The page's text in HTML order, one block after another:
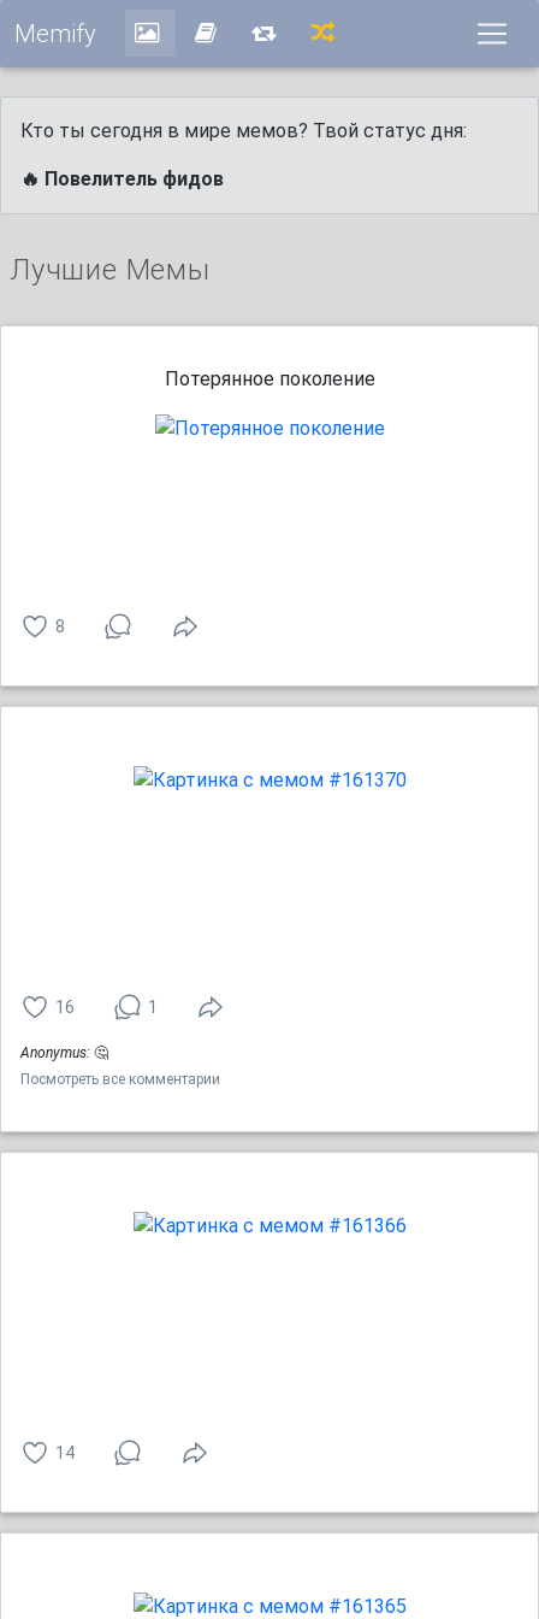
Memify
Кто ты сегодня в мире мемов? Твой статус дня:
🔥 Повелитель фидов
Лучшие Мемы
Потерянное поколение
8
16 1
Anonymus: 🤔
Посмотреть все комментарии
14